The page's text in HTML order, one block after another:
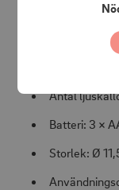
Antal
Batteri: 3 ×
Storlek: Ø